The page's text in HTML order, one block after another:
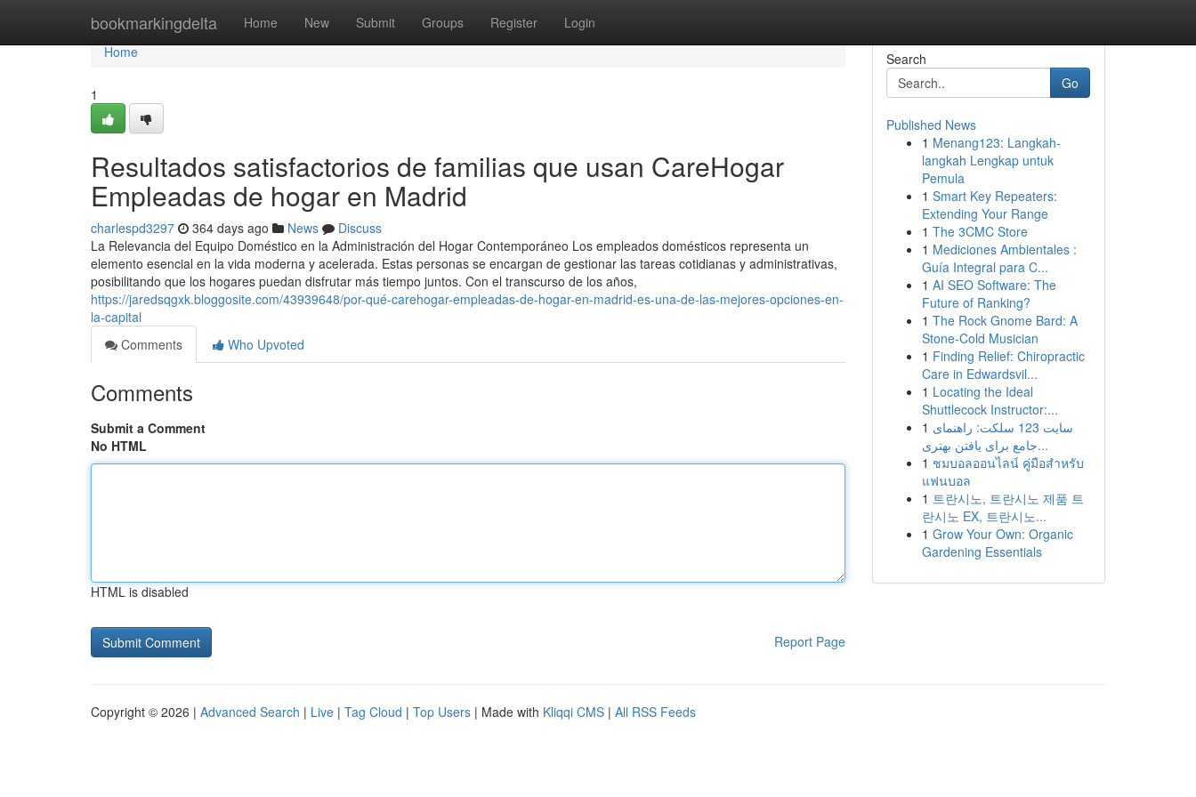
bookmarkingdelta Home New Submit Groups Register Login
Home
Home
1
Resultados satisfactorios de familias que usan CareHogar
Empleadas de hogar en Madrid
charlespd3297 364 days ago News
Discuss
La Relevancia del Equipo Doméstico en la Administración del Hogar Contemporáneo Los empleados domésticos representa un
elemento esencial en la vida moderna y acelerada. Estas personas se encargan de gestionar las tareas cotidianas y administrativas,
posibilitando que los hogares puedan disfrutar más tiempo juntos. Con el transcurso de los años,
https://jaredsqgxk.bloggosite.com/43939648/por-qué-carehogar-empleadas-de-hogar-en-madrid-es-una-de-las-mejores-opciones-en-
la-capital
Comments
Who Upvoted
Comments
Submit a Comment
No HTML
HTML is disabled
Report Page
Search
Go
Published News
1 Menang123: Langkah-
langkah Lengkap untuk
Pemula
1 Smart Key Repeaters:
Extending Your Range
1 The 3CMC Store
1 Mediciones Ambientales :
Guía Integral para C...
1 AI SEO Software: The
Future of Ranking?
1 The Rock Gnome Bard: A
Stone-Cold Musician
1 Finding Relief: Chiropractic
Care in Edwardsvil...
1 Locating the Ideal
Shuttlecock Instructor:...
1 سایت 123 سلکت: راهنمای
جامع برای یافتن بهتری...
1 ชมบอลออนไลน์ คู่มือสำหรับ
แฟนบอล
1 트란시노, 트란시노 제품 트
란시노 EX, 트란시노...
1 Grow Your Own: Organic
Gardening Essentials
Copyright © 2026 | Advanced Search | Live | Tag Cloud | Top Users | Made with Kliqqi CMS | All RSS Feeds